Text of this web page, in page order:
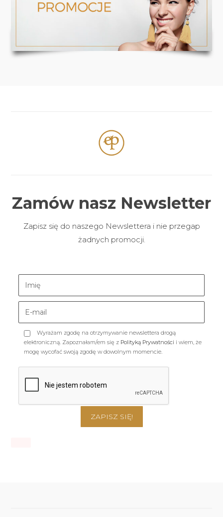
Zamów nasz Newsletter
Zapisz się do naszego Newslettera i nie przegap
żadnych promocji.
Wyrażam zgodę na otrzymywanie newslettera drogą
elektroniczną. Zapoznałam/em się z Polityką Prywatności i wiem, że
mogę wycofać swoją zgodę w dowolnym momencie.